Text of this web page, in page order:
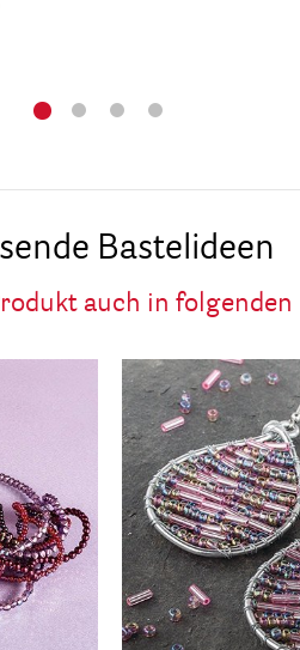
Bastelideen
auch in folgenden